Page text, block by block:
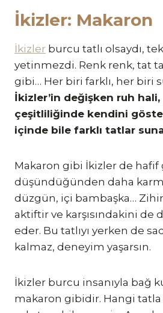
İkizler: Makaron
İkizler burcu tatlı olsaydı,
yetinmezdi. Renk renk, tat
gibi… Her biri farklı, her biri
İkizler’in değişken ruh hali,
çeşitliliğinde kendini
içinde bile farklı tatlar
Makaron gibi İkizler de hafif
düşündüğünden daha
düzgün, içi bambaşka…
aktiftir ve karşısındakini de
eder. Bu tatlıyı yerken de
kalmaz, deneyim yaşarsın.
İkizler burcu insanıyla bağ
makaron gibidir. Hangi tatla